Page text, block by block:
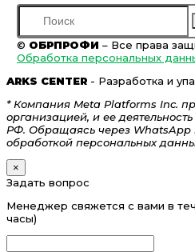
© ОБРПРОФИ – Все права
Обработка персональных
ARKS CENTER - Разработка и
* Компания Meta Platforms Inc.
организацией, и ее
РФ. Обращаясь через WhatsApp
обработкой персональных
×
Задать вопрос
Менеджер свяжется с вами в
часы)